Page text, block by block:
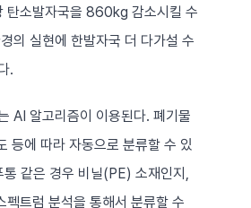
탄소발자국을 860kg 감소시킬 수
의 실현에 한발자국 더 다가설 수
.
AI 알고리즘이 이용된다. 폐기물
등에 따라 자동으로 분류할 수 있
통 같은 경우 비닐(PE) 소재인지,
트럼 분석을 통해서 분류할 수